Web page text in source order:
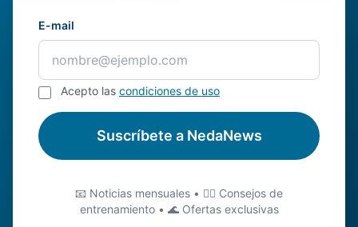
E-mail
Acepto las condiciones de uso
Suscríbete a NedaNews
📧 Noticias mensuales • 🏊‍♂️ Consejos de
entrenamiento • 🌊 Ofertas exclusivas